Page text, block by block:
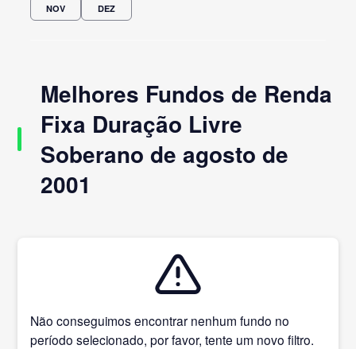
NOV DEZ
Melhores Fundos de Renda
Fixa Duração Livre
Soberano de agosto de
2001
Não conseguimos encontrar nenhum fundo no
período selecionado, por favor, tente um novo filtro.